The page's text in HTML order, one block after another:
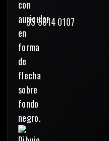
33 3614 0107